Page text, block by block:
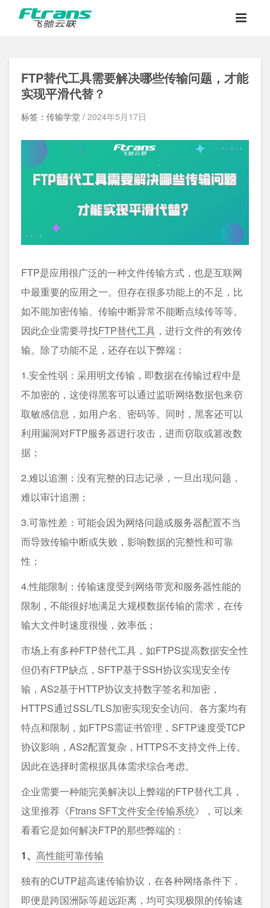
FTP替代工具需要解决哪些传输问题，才能
实现平滑代替？
标签：传输学堂 / 2024年5月17日
FTP是应用很广泛的一种文件传输方式，也是互联网
中最重要的应用之一。但存在很多功能上的不足，比
如不能加密传输、传输中断异常不能断点续传等等。
因此企业需要寻找FTP替代工具 ，进行文件的有效传
输。除了功能不足，还存在以下弊端：
1.安全性弱：采用明文传输，即数据在传输过程中是
不加密的，这使得黑客可以通过监听网络数据包来窃
取敏感信息，如用户名、密码等。同时，黑客还可以
利用漏洞对FTP服务器进行攻击，进而窃取或篡改数
据；
2.难以追溯：没有完整的日志记录，一旦出现问题，
难以审计追溯；
3.可靠性差：可能会因为网络问题或服务器配置不当
而导致传输中断或失败，影响数据的完整性和可靠
性；
4.性能限制：传输速度受到网络带宽和服务器性能的
限制，不能很好地满足大规模数据传输的需求，在传
输大文件时速度很慢，效率低；
市场上有多种FTP替代工具，如FTPS提高数据安全性
但仍有FTP缺点，SFTP基于SSH协议实现安全传
输，AS2基于HTTP协议支持数字签名和加密，
HTTPS通过SSL/TLS加密实现安全访问。各方案均有
特点和限制，如FTPS需证书管理，SFTP速度受TCP
协议影响，AS2配置复杂，HTTPS不支持文件上传。
因此在选择时需根据具体需求综合考虑。
企业需要一种能完美解决以上弊端的FTP替代工具，
这里推荐《Ftrans SFT文件安全传输系统》，可以来
看看它是如何解决FTP的那些弊端的：
1、 高性能可靠传输
独有的CUTP超高速传输协议，在各种网络条件下，
即便是跨国洲际等超远距离，均可实现极限的传输速